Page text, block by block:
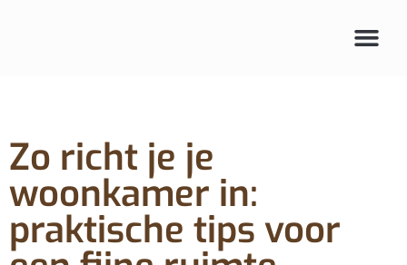
Zo richt je je
woonkamer in:
praktische tips voor